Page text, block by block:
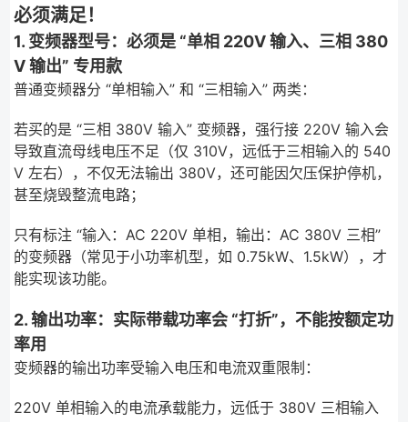
必须满足！
1. 变频器型号：必须是 “单相 220V 输入、三相 380
V 输出” 专用款
普通变频器分 “单相输入” 和 “三相输入” 两类：
若买的是 “三相 380V 输入” 变频器，强行接 220V 输入会
导致直流母线电压不足（仅 310V，远低于三相输入的 540
V 左右），不仅无法输出 380V，还可能因欠压保护停机，
甚至烧毁整流电路；
只有标注 “输入：AC 220V 单相，输出：AC 380V 三相”
的变频器（常见于小功率机型，如 0.75kW、1.5kW），才
能实现该功能。
2. 输出功率：实际带载功率会 “打折”，不能按额定功
率用
变频器的输出功率受输入电压和电流双重限制：
220V 单相输入的电流承载能力，远低于 380V 三相输入